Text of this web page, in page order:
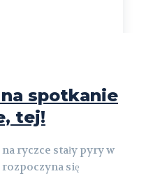
spotkanie
tej!
ryczce stały pyry w
się